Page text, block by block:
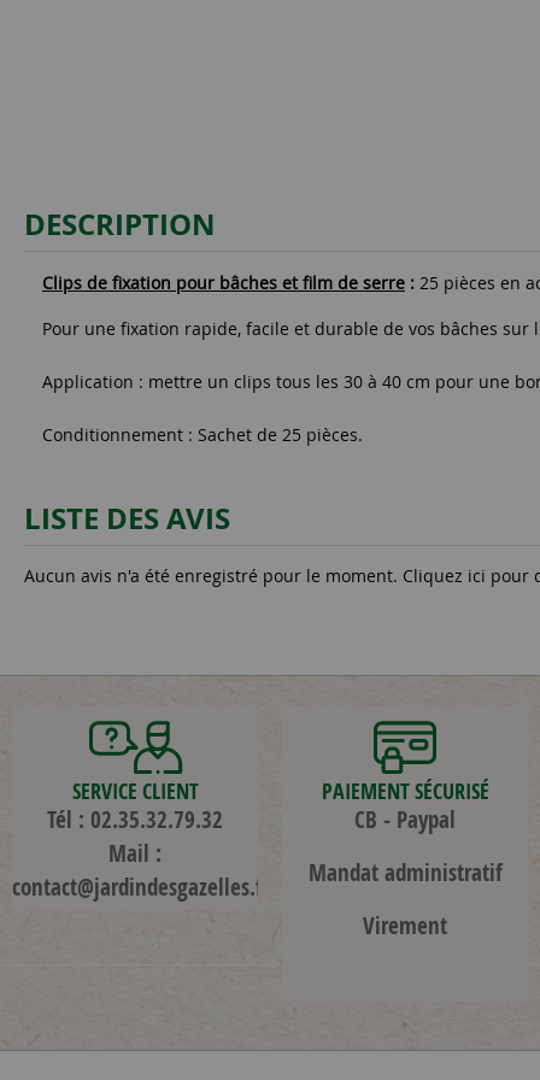
DESCRIPTION
Clips de fixation pour bâches et film de serre : 25 pièces en
Pour une fixation rapide, facile et durable de vos bâches
Application : mettre un clips tous les 30 à 40 cm pour une
Conditionnement : Sachet de 25 pièces.
LISTE DES AVIS
Aucun avis n'a été enregistré pour le moment. Cliquez ici pour
SERVICE CLIENT
Tél : 02.35.32.79.32
Mail :
contact@jardindesgazelles.fr
PAIEMENT SÉCURISÉ
CB - Paypal
Mandat administratif
Virement